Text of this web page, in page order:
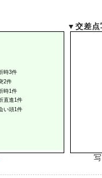
▼交差点